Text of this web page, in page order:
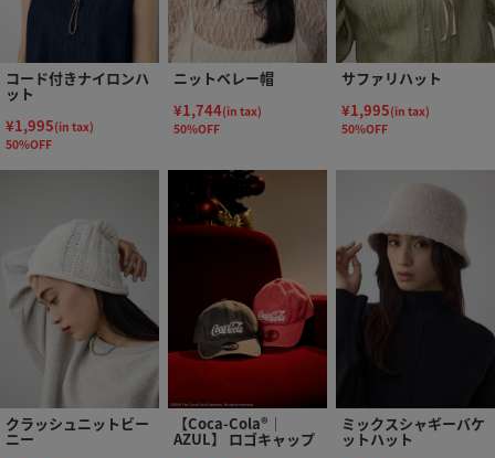
コード付きナイロンハ
ット
¥1,995(in tax)
50%OFF
ニットベレー帽
¥1,744(in tax)
50%OFF
サファリハット
¥1,995(in tax)
50%OFF
クラッシュニットビー
ニー
【Coca-Cola®｜
AZUL】 ロゴキャップ
ミックスシャギーバケ
ットハット